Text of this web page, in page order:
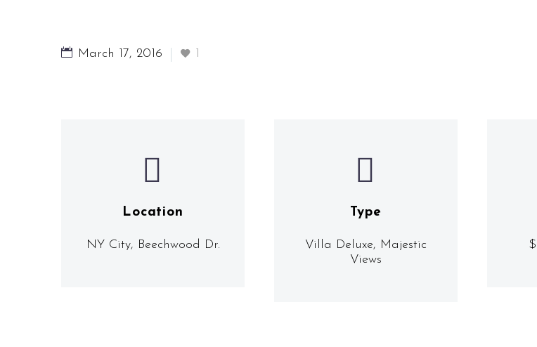
March 17, 2016 1


Location
NY City, Beechwood Dr.


Type
Villa Deluxe, Majestic
Views